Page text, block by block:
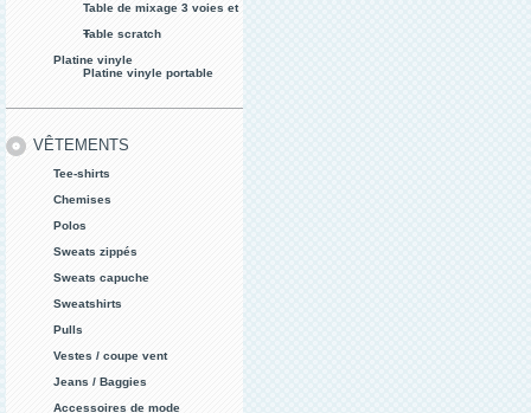
Table de mixage 3 voies et
+
Table scratch
Platine vinyle
Platine vinyle portable
VÊTEMENTS
Tee-shirts
Chemises
Polos
Sweats zippés
Sweats capuche
Sweatshirts
Pulls
Vestes / coupe vent
Jeans / Baggies
Accessoires de mode